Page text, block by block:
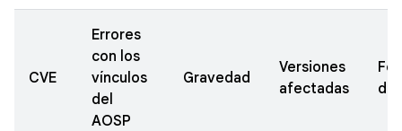
CVE
Errores
con los
vínculos
del
AOSP
Gravedad
Versiones
afectadas